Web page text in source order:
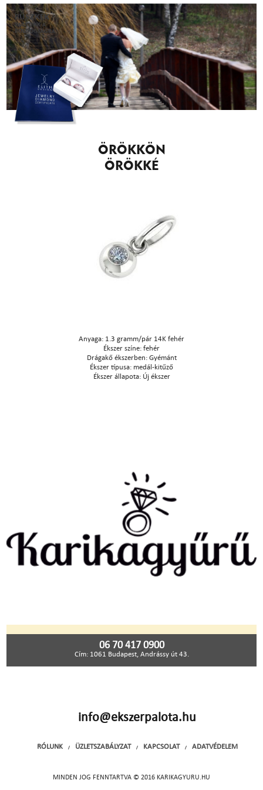
BÜSZKÉK
VAGYUNK A
BOLDOGSÁGRA.
ÖRÖKKÖN
ÖRÖKKÉ
Anyaga: 1.3 gramm/pár 14K fehér
Ékszer színe: fehér
Drágakő ékszerben: Gyémánt
Ékszer típusa: medál-kitűző
Ékszer állapota: Új ékszer
06 70 417 0900
Cím: 1061 Budapest, Andrássy út 43.
info@ekszerpalota.hu
RÓLUNK / ÜZLETSZABÁLYZAT / KAPCSOLAT / ADATVÉDELEM
MINDEN JOG FENNTARTVA © 2016 KARIKAGYURU.HU